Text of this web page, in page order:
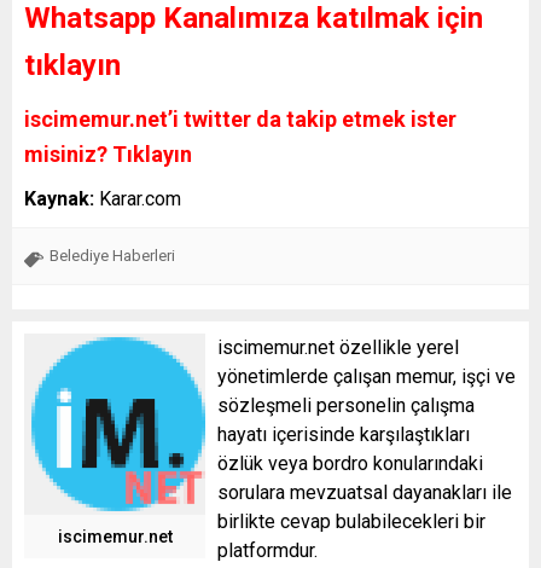
Whatsapp Kanalımıza katılmak için
tıklayın
iscimemur.net’i twitter da takip etmek ister
misiniz? Tıklayın
Kaynak: Karar.com
Belediye Haberleri
iscimemur.net
iscimemur.net özellikle yerel
yönetimlerde çalışan memur, işçi ve
sözleşmeli personelin çalışma
hayatı içerisinde karşılaştıkları
özlük veya bordro konularındaki
sorulara mevzuatsal dayanakları ile
birlikte cevap bulabilecekleri bir
platformdur.